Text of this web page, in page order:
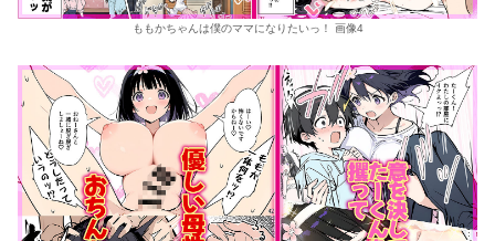
ももかちゃんは僕のママになりたいっ！ 画像4